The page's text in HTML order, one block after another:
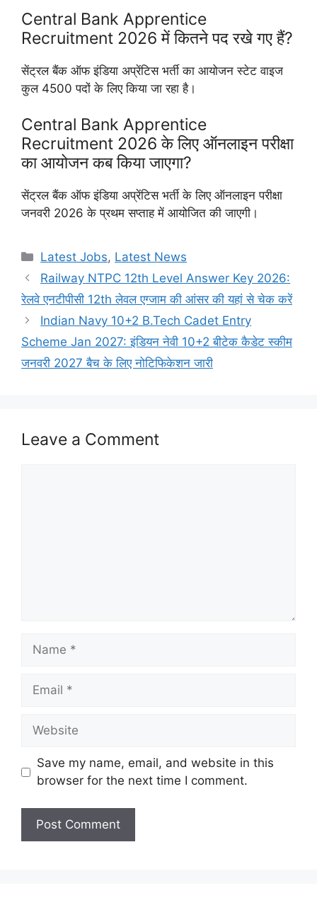
Central Bank Apprentice
Recruitment 2026 में कितने पद रखे गए हैं?
सेंट्रल बैंक ऑफ इंडिया अप्रेंटिस भर्ती का आयोजन स्टेट वाइज
कुल 4500 पदों के लिए किया जा रहा है।
Central Bank Apprentice
Recruitment 2026 के लिए ऑनलाइन परीक्षा
का आयोजन कब किया जाएगा?
सेंट्रल बैंक ऑफ इंडिया अप्रेंटिस भर्ती के लिए ऑनलाइन परीक्षा
जनवरी 2026 के प्रथम सप्ताह में आयोजित की जाएगी।
Categories
Latest Jobs, Latest News
Railway NTPC 12th Level Answer Key 2026:
रेलवे एनटीपीसी 12th लेवल एग्जाम की आंसर की यहां से चेक करें
Indian Navy 10+2 B.Tech Cadet Entry
Scheme Jan 2027: इंडियन नेवी 10+2 बीटेक कैडेट स्कीम
जनवरी 2027 बैच के लिए नोटिफिकेशन जारी
Leave a Comment
Name
Email
Website
Save my name, email, and website in this
browser for the next time I comment.